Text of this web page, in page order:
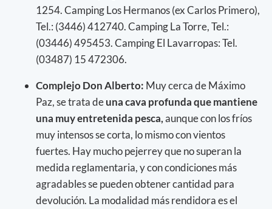
1254. Camping Los Hermanos (ex Carlos Primero),
Tel.: (3446) 412740. Camping La Torre, Tel.:
(03446) 495453. Camping El Lavarropas: Tel.
(03487) 15 472306.
Complejo Don Alberto: Muy cerca de Máximo
Paz, se trata deuna cava profunda que mantiene
una muy entretenida pesca,aunque con los fríos
muy intensos se corta, lo mismo con vientos
fuertes. Hay mucho pejerrey que no superan la
medida reglamentaria, y con condiciones más
agradables se pueden obtener cantidad para
devolución. La modalidad más rendidora es el